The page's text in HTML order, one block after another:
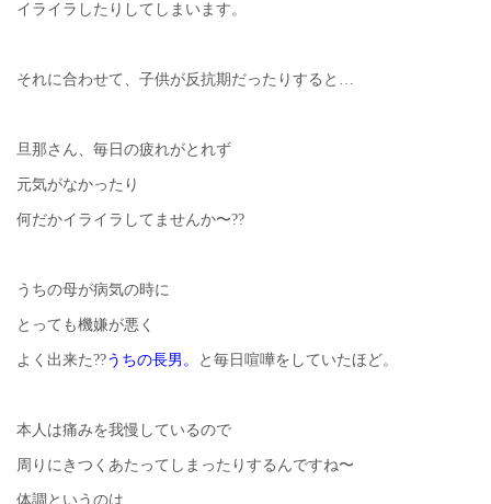
イライラしたりしてしまいます。
それに合わせて、子供が反抗期だったりすると…
旦那さん、毎日の疲れがとれず
元気がなかったり
何だかイライラしてませんか〜??
うちの母が病気の時に
とっても機嫌が悪く
よく出来た??うちの長男。 と毎日喧嘩をしていたほど。
本人は痛みを我慢しているので
周りにきつくあたってしまったりするんですね〜
体調というのは、